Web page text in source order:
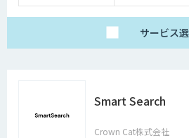
サービス
Smart Search
Crown Cat株式会社